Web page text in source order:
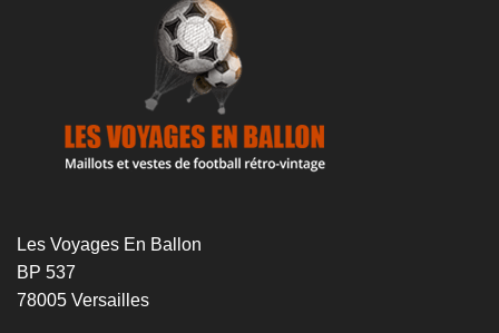
Les Voyages En Ballon
BP 537
78005 Versailles